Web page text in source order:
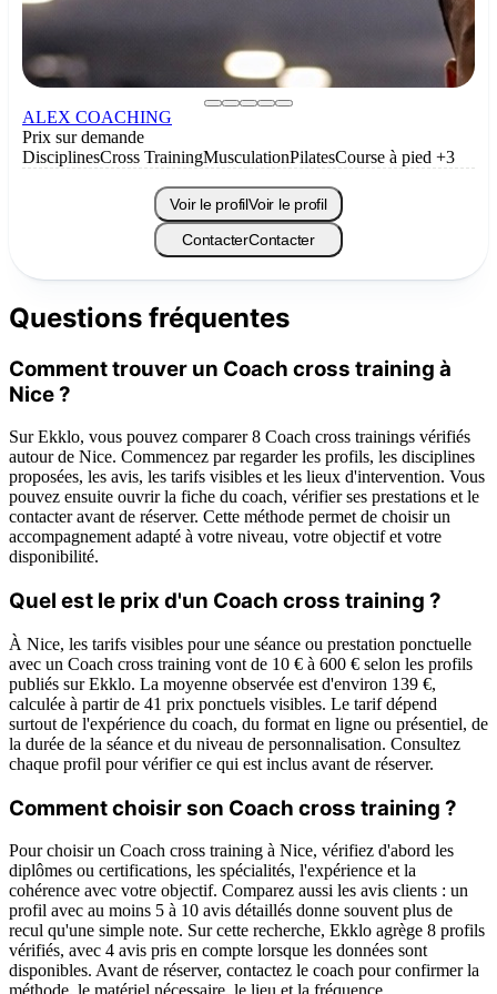
ALEX COACHING
Prix sur demande
DisciplinesCross TrainingMusculationPilatesCourse à pied +3
Voir le profilVoir le profil
ContacterContacter
Questions fréquentes
Comment trouver un Coach cross training à
Nice ?
Sur Ekklo, vous pouvez comparer 8 Coach cross trainings vérifiés
autour de Nice. Commencez par regarder les profils, les disciplines
proposées, les avis, les tarifs visibles et les lieux d'intervention. Vous
pouvez ensuite ouvrir la fiche du coach, vérifier ses prestations et le
contacter avant de réserver. Cette méthode permet de choisir un
accompagnement adapté à votre niveau, votre objectif et votre
disponibilité.
Quel est le prix d'un Coach cross training ?
À Nice, les tarifs visibles pour une séance ou prestation ponctuelle
avec un Coach cross training vont de 10 € à 600 € selon les profils
publiés sur Ekklo. La moyenne observée est d'environ 139 €,
calculée à partir de 41 prix ponctuels visibles. Le tarif dépend
surtout de l'expérience du coach, du format en ligne ou présentiel, de
la durée de la séance et du niveau de personnalisation. Consultez
chaque profil pour vérifier ce qui est inclus avant de réserver.
Comment choisir son Coach cross training ?
Pour choisir un Coach cross training à Nice, vérifiez d'abord les
diplômes ou certifications, les spécialités, l'expérience et la
cohérence avec votre objectif. Comparez aussi les avis clients : un
profil avec au moins 5 à 10 avis détaillés donne souvent plus de
recul qu'une simple note. Sur cette recherche, Ekklo agrège 8 profils
vérifiés, avec 4 avis pris en compte lorsque les données sont
disponibles. Avant de réserver, contactez le coach pour confirmer la